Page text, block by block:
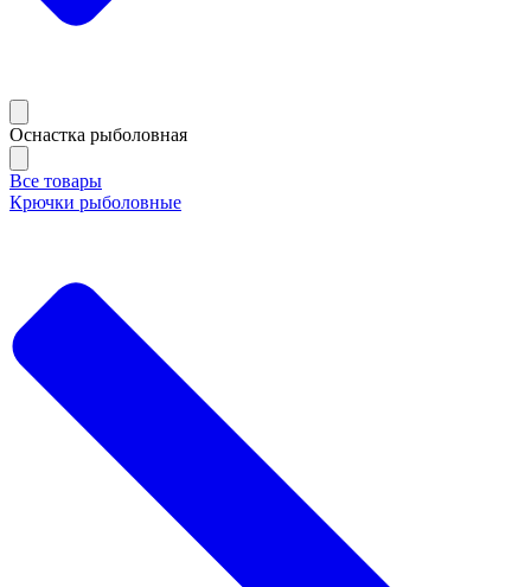
Оснастка рыболовная
Все товары
Крючки рыболовные